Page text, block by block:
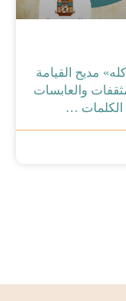
مديح القيامة
والعابسات
…